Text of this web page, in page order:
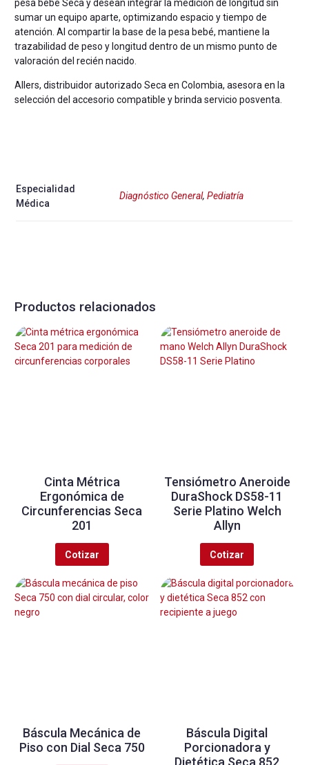
pesa bebé Seca y desean integrar la medición de longitud sin
sumar un equipo aparte, optimizando espacio y tiempo de
atención. Al compartir la base de la pesa bebé, mantiene la
trazabilidad de peso y longitud dentro de un mismo punto de
valoración del recién nacido.
Allers, distribuidor autorizado Seca en Colombia, asesora en la
selección del accesorio compatible y brinda servicio posventa.
Especialidad
Médica
Diagnóstico General,Pediatría
Productos relacionados
Cinta Métrica
Ergonómica de
Circunferencias Seca
201
Cotizar
Tensiómetro Aneroide
DuraShock DS58-11
Serie Platino Welch
Allyn
Cotizar
Báscula Mecánica de
Piso con Dial Seca 750
Báscula Digital
Porcionadora y
Dietética Seca 852